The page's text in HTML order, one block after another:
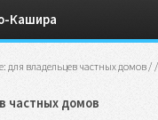
для владельцев частных домов/ /
частных домов
Кашира